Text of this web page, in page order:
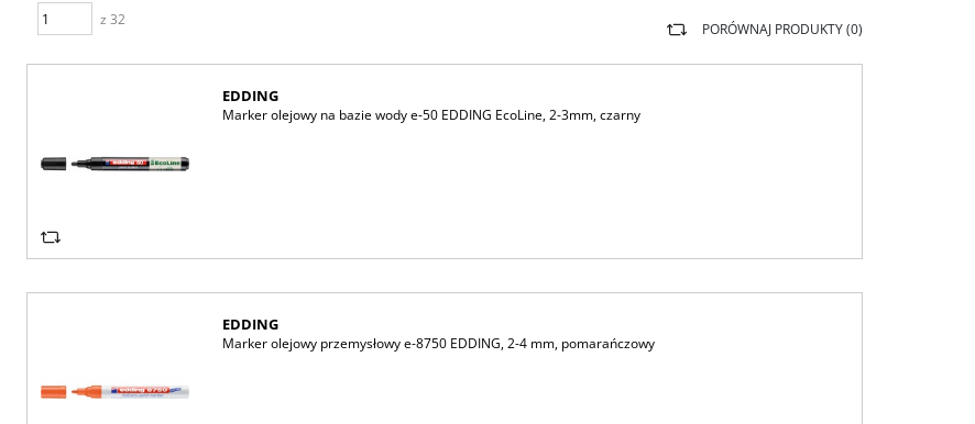
z 32
PORÓWNAJ PRODUKTY (0)
EDDING
Marker olejowy na bazie wody e-50 EDDING EcoLine, 2-3mm, czarny
EDDING
Marker olejowy przemysłowy e-8750 EDDING, 2-4 mm, pomarańczowy